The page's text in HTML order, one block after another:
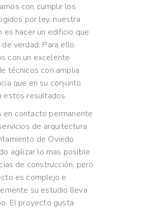
con cumplir los
por ley, nuestra
es hacer un edificio que
verdad. Para ello
con un excelente
técnicos con amplia
que en su conjunto
estos resultados.
en contacto permanente
de arquitectura
de Oviedo
agilizar lo mas posible
de construcción, pero
es complejo e
su estudio lleva
El proyecto gusta